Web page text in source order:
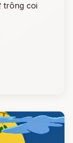
trông coi